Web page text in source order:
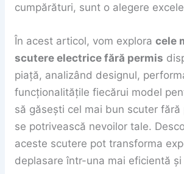
cumpărături, sunt o alegere
În acest articol, vom explora cele
scutere electrice fără permis
piață, analizând designul,
funcționalitățile fiecărui model
să găsești cel mai bun scuter fără
se potrivească nevoilor tale.
aceste scutere pot transforma
deplasare într-una mai eficientă